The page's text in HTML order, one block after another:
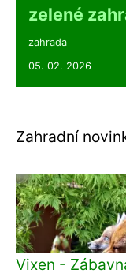
zelené
zahrada
05. 02. 2026
Zahradní
Vixen -